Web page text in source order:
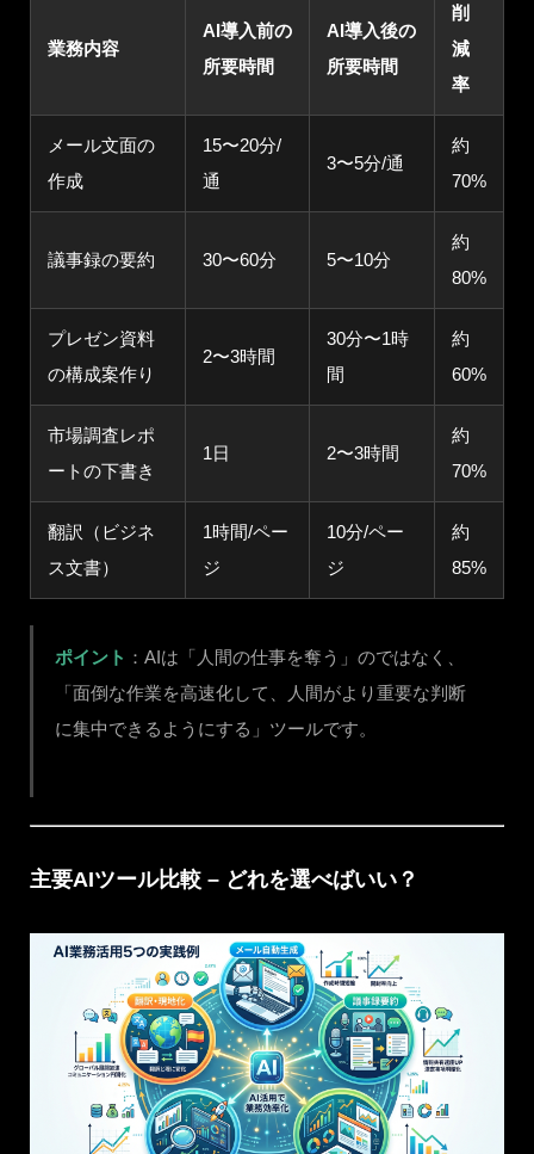
業務内容
AI導入前の
所要時間
AI導入後の
所要時間
削
減
率
メール文面の
作成
15〜20分/
通
3〜5分/通
約
70%
議事録の要約 30〜60分 5〜10分
約
80%
プレゼン資料
の構成案作り
2〜3時間
30分〜1時
間
約
60%
市場調査レポ
ートの下書き
1日 2〜3時間
約
70%
翻訳（ビジネ
ス文書）
1時間/ペー
ジ
10分/ペー
ジ
約
85%
ポイント ：AIは「人間の仕事を奪う」のではなく、
「面倒な作業を高速化して、人間がより重要な判断
に集中できるようにする」ツールです。
主要AIツール比較 – どれを選べばいい？